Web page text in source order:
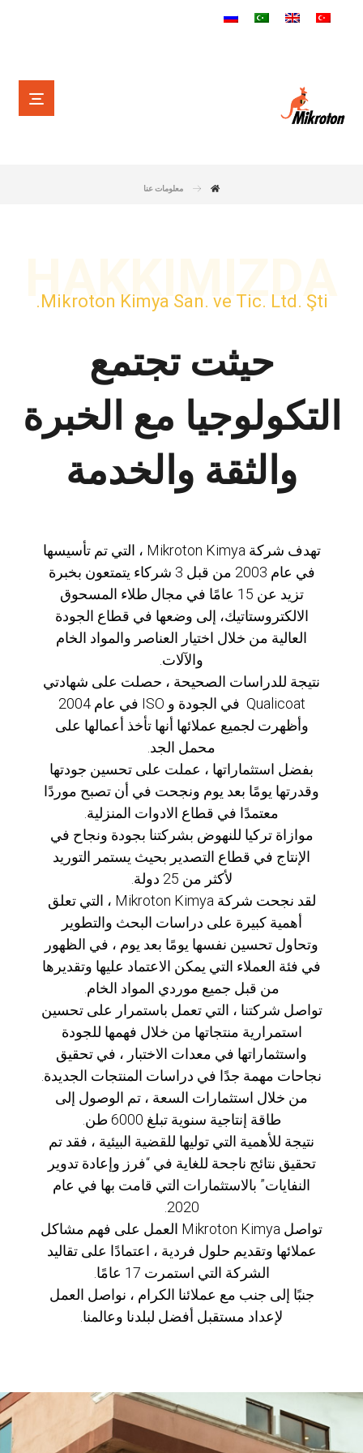
معلومات عنا
HAKKIMIZDA
Mikroton Kimya San. ve Tic. Ltd. Şti.
حيثت تجتمع
التكولوجيا مع الخبرة
والثقة والخدمة
تهدف شركة Mikroton Kimya ، التي تم تأسيسها
في عام 2003 من قبل 3 شركاء يتمتعون بخبرة
تزيد عن 15 عامًا في مجال طلاء المسحوق
الالكتروستاتيك، إلى وضعها في قطاع الجودة
العالية من خلال اختيار العناصر والمواد الخام
والآلات.
نتيجة للدراسات الصحيحة ، حصلت على شهادتي
Qualicoat في الجودة و ISO في عام 2004
وأظهرت لجميع عملائها أنها تأخذ أعمالها على
محمل الجد.
بفضل استثماراتها ، عملت على تحسين جودتها
وقدرتها يومًا بعد يوم ونجحت في أن تصبح موردًا
معتمدًا في قطاع الادوات المنزلية.
موازاة تركيا للنهوض بشركتنا بجودة ونجاح في
الإنتاج في قطاع التصدير بحيث يستمر التوريد
لأكثر من 25 دولة.
لقد نجحت شركة Mikroton Kimya ، التي تعلق
أهمية كبيرة على دراسات البحث والتطوير
وتحاول تحسين نفسها يومًا بعد يوم ، في الظهور
في فئة العملاء التي يمكن الاعتماد عليها وتقديرها
من قبل جميع موردي المواد الخام.
تواصل شركتنا ، التي تعمل باستمرار على تحسين
استمرارية منتجاتها من خلال فهمها للجودة
واستثماراتها في معدات الاختبار ، في تحقيق
نجاحات مهمة جدًا في دراسات المنتجات الجديدة.
من خلال استثمارات السعة ، تم الوصول إلى
طاقة إنتاجية سنوية تبلغ 6000 طن.
نتيجة للأهمية التي توليها للقضية البيئية ، فقد تم
تحقيق نتائج ناجحة للغاية في “فرز وإعادة تدوير
النفايات” بالاستثمارات التي قامت بها في عام
2020.
تواصل Mikroton Kimya العمل على فهم مشاكل
عملائها وتقديم حلول فردية ، اعتمادًا على تقاليد
الشركة التي استمرت 17 عامًا.
جنبًا إلى جنب مع عملائنا الكرام ، نواصل العمل
لإعداد مستقبل أفضل لبلدنا وعالمنا.